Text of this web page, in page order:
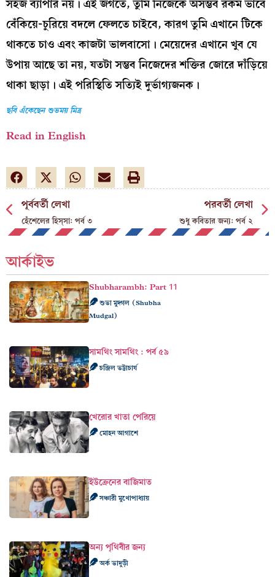
সহজ ব্যাপার নয়। এই জগতে, তুমি নিজেকে অসম্ভব রকম ভাবে
বেঁকিয়ে-চুরিয়ে বদলে ফেলতে চাইবে, কারণ তুমি এখানে টিকে
থাকতে চাও এবং কাজটা ভালবাসো। মেয়েদের এখানে খুব যে
উপায় আছে তা নয়, যতটা সম্ভব নিজেদের শক্তির জোরে দাঁড়িয়ে
থাকা ছাড়া। এই পরিস্থিতি সত্যিই দুর্ভাগ্যজনক।
ছবি এঁকেছেন শুভময় মিত্র
Read in English
পূর্ববর্তী লেখা
হেঁশেলের হিস্‌সা: পর্ব ৩
পরবর্তী লেখা
শুধু কবিতার জন্য: পর্ব ২
আর্কাইভ
Shubharambh: Part 11
শুভা মুদ্গল (Shubha
Mudgal)
সামথিং সামথিং : পর্ব ৫৯
চন্দ্রিল ভট্টাচার্য
খেরোর খাতা পেরিয়ে
মোহন আগাশে
ইউক্রেনের বাজিমাত
সঞ্চারী মুখোপাধ্যায়
অন্য পৃথিবীর জন্য
অর্ক ভাদুড়ী